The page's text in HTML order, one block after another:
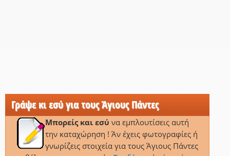
Γράψε κι εσύ για τους Άγιους Πάντες
Μπορείς και εσύ να εμπλουτίσεις αυτή
την καταχώρηση ! Άν έχεις φωτογραφίες ή
γνωρίζεις στοιχεία για τους Άγιους Πάντες